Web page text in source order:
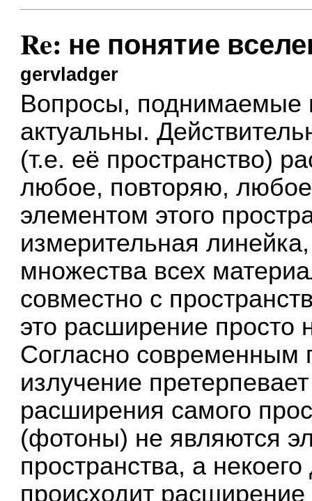
Re: не понятие
gervladger
Вопросы, поднимаемые
актуальны.
(т.е. её пространство)
любое, повторяю,
элементом этого
измерительная
множества всех
совместно с
это расширение просто
Согласно современным
излучение
расширения самого
(фотоны) не являются
пространства, а
происходит